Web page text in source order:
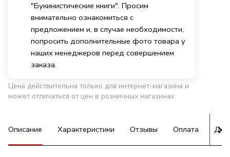
"Букинистические книги". Просим
внимательно ознакомиться с
предложением и, в случае необходимости,
попросить дополнительные фото товара у
наших менеджеров перед совершением
заказа.
Цена действительна только для интернет-магазина и
может отличаться от цен в розничных магазинах
Описание Характеристики Отзывы Оплата